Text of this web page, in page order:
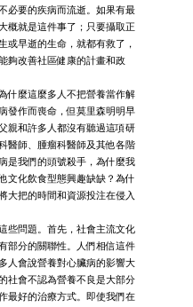
必要的疾病而流逝。如果有最
概就是這件事了；只要攝取正
或早逝的生命，就都有救了，
夠改善社區健康的計畫和政
什麼這麼多人不把營養當作解
發作而喪命，但莫里森明明早
親和許多人都沒有聽過這項研
醫師、腫瘤科醫師及其他各階
是我們的頭號殺手，為什麼我
文化飲食型態興趣缺缺？為什
大把的時間和資源投注在侵入
些問題。首先，社會主流文化
部分的關聯性。人們相信這件
人會說營養對心臟病的影響大
社會不認為營養不良是大部分
最好的治療方式。即使我們在